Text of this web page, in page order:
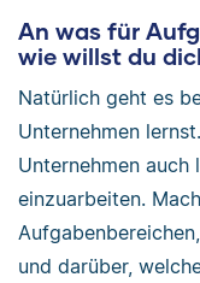
An was für
wie willst du
Natürlich geht es
Unternehmen
Unternehmen auch
einzuarbeiten.
und darüber,